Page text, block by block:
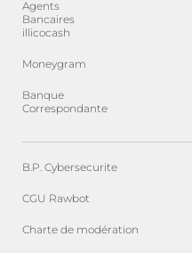
Agents
Bancaires
illicocash
Moneygram
Banque
Correspondante
B.P. Cybersecurite
CGU Rawbot
Charte de modération